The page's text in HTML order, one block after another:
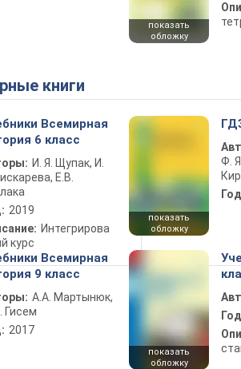
показать
обложку
книги
Всемирная
6 класс
И. Я. Щупак, И.
Е.В.
2019
Интегрирова
курс
показать
обложку
Ф.
Всемирная
9 класс
А.А. Мартынюк,
Гисем
2017
показать
обложку